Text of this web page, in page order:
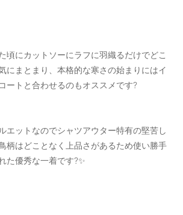
頃にカットソーにラフに羽織るだけでどこ
にまとまり、本格的な寒さの始まりにはイ
ートと合わせるのもオススメです?
エットなのでシャツアウター特有の堅苦し
柄はどことなく上品さがあるため使い勝手
た優秀な一着です?✨